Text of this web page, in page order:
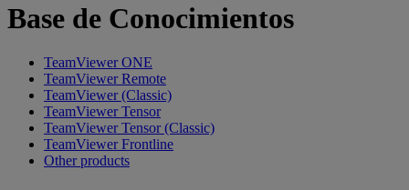
Base de Conocimientos
TeamViewer ONE
TeamViewer Remote
TeamViewer (Classic)
TeamViewer Tensor
TeamViewer Tensor (Classic)
TeamViewer Frontline
Other products